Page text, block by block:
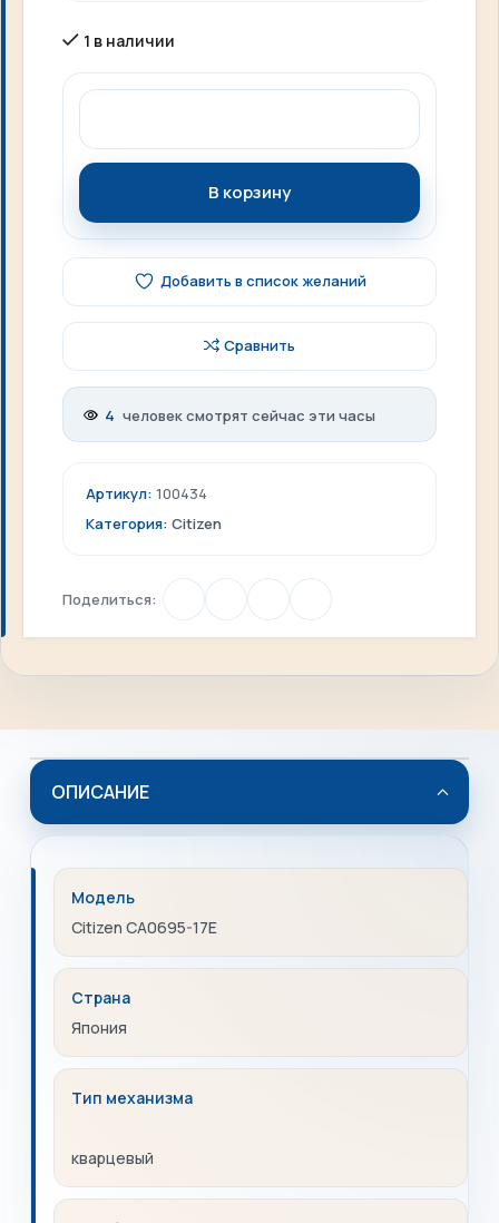
1 в наличии
В корзину
Добавить в список желаний
Сравнить
4 человек смотрят сейчас эти часы
Артикул: 100434
Категория: Citizen
Поделиться:
ОПИСАНИЕ
Модель
Citizen CA0695-17E
Страна
Япония
Тип механизма
кварцевый